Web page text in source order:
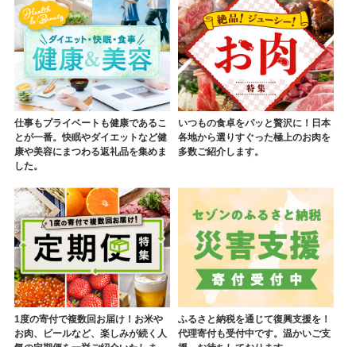
仕事もプライベートも健康であるこ
とが一番。快眠やダイエットなど健
康や美容にまつわる返礼品を集めま
した。
いつもの食卓をパッと贅沢に！日本
各地から選りすぐった極上のお肉を
多数ご紹介します。
1度の寄付で複数回お届け！お米や
お肉、ビールなど、楽しみが続く人
ふるさと納税を通じて復興支援を！
代理寄付も受付中です。温かいご支